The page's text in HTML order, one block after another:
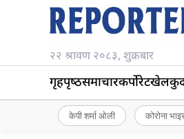
२२ श्रावण २०८३, शुक्रबार
गृहपृष्‍ठसमाचारकर्पोरेट
केपी शर्मा ओली कोरोना